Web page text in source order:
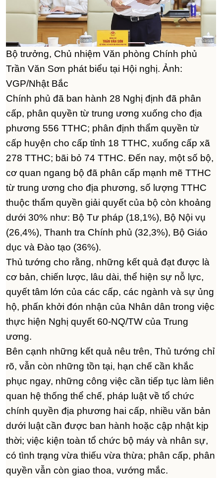
Bộ trưởng, Chủ nhiệm Văn phòng Chính phủ
Trần Văn Sơn phát biểu tại Hội nghị. Ảnh:
VGP/Nhật Bắc
Chính phủ đã ban hành 28 Nghị định đã phân
cấp, phân quyền từ trung ương xuống cho địa
phương 556 TTHC; phân định thẩm quyền từ
cấp huyện cho cấp tỉnh 18 TTHC, xuống cấp xã
278 TTHC; bãi bỏ 74 TTHC. Đến nay, một số bộ,
cơ quan ngang bộ đã phân cấp mạnh mẽ TTHC
từ trung ương cho địa phương, số lượng TTHC
thuộc thẩm quyền giải quyết của bộ còn khoảng
dưới 30% như: Bộ Tư pháp (18,1%), Bộ Nội vụ
(26,4%), Thanh tra Chính phủ (32,3%), Bộ Giáo
dục và Đào tạo (36%).
Thủ tướng cho rằng, những kết quả đạt được là
cơ bản, chiến lược, lâu dài, thể hiện sự nỗ lực,
quyết tâm lớn của các cấp, các ngành và sự ủng
hộ, phấn khởi đón nhận của Nhân dân trong việc
thực hiện Nghị quyết 60-NQ/TW của Trung
ương.
Bên cạnh những kết quả nêu trên, Thủ tướng chỉ
rõ, vẫn còn những tồn tại, hạn chế cần khắc
phục ngay, những công việc cần tiếp tục làm liên
quan hệ thống thể chế, pháp luật về tổ chức
chính quyền địa phương hai cấp, nhiều văn bản
dưới luật cần được ban hành hoặc cập nhật kịp
thời; việc kiện toàn tổ chức bộ máy và nhân sự,
có tình trạng vừa thiếu vừa thừa; phân cấp, phân
quyền vẫn còn giao thoa, vướng mắc.